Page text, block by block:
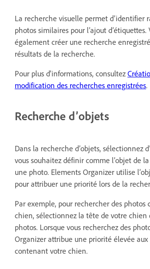
La recherche visuelle permet d’identifier
photos similaires pour l’ajout d’étiquettes.
également créer une recherche
résultats de la recherche.
Pour plus d'informations, consultez
modification des recherches enregistrées.
Recherche d’objets
Dans la recherche d’objets, sélectionnez
vous souhaitez définir comme l’objet de
une photo. Elements Organizer utilise
pour attribuer une priorité lors de la
Par exemple, pour rechercher des
chien, sélectionnez la tête de votre chien
photos. Lorsque vous recherchez des
Organizer attribue une priorité élevée aux
contenant votre chien.